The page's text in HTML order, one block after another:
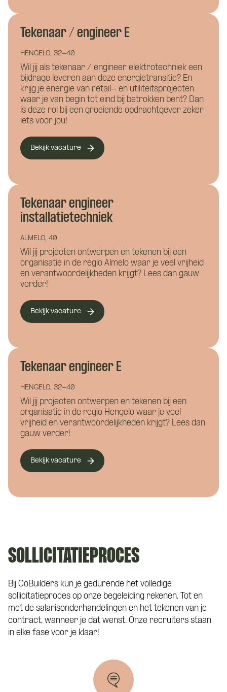
Tekenaar / engineer E
HENGELO, 32-40
Wil jij als tekenaar / engineer elektrotechniek een
bijdrage leveren aan deze energietransitie? En
krijg je energie van retail- en utiliteitsprojecten
waar je van begin tot eind bij betrokken bent? Dan
is deze rol bij een groeiende opdrachtgever zeker
iets voor jou!
Bekijk vacature
Tekenaar engineer
installatietechniek
ALMELO, 40
Wil jij projecten ontwerpen en tekenen bij een
organisatie in de regio Almelo waar je veel vrijheid
en verantwoordelijkheden krijgt? Lees dan gauw
verder!
Bekijk vacature
Tekenaar engineer E
HENGELO, 32-40
Wil jij projecten ontwerpen en tekenen bij een
organisatie in de regio Hengelo waar je veel
vrijheid en verantwoordelijkheden krijgt? Lees dan
gauw verder!
Bekijk vacature
SOLLICITATIEPROCES
Bij CoBuilders kun je gedurende het volledige
sollicitatieproces op onze begeleiding rekenen. Tot en
met de salarisonderhandelingen en het tekenen van je
contract, wanneer je dat wenst. Onze recruiters staan
in elke fase voor je klaar!
Wie ben je?
Waar wil je meer over weten?
Bouwkunde
Installatietechniek
Hoe kunnen we je helpen?
Hoe kunnen we je bereiken?
Eén van onze adviseurs staat je graag te
aanspreekpunt tijdens de kennismaking
Hoe kunnen we je bereiken?*
Wat is je telefoonnummer? *
Vacature: Tekenaar
/ engineer
elektrotechniek
Naam*
E-mailadres
Telefoonnummer
Motivatie (niet verplicht)